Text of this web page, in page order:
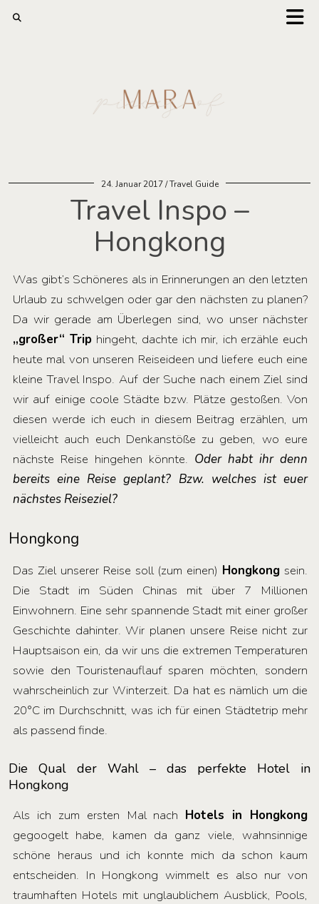
24. Januar 2017 Travel Guide
Travel Inspo –
Hongkong
Was gibt’s Schöneres als in Erinnerungen an den letzten
Urlaub zu schwelgen oder gar den nächsten zu planen?
Da wir gerade am Überlegen sind, wo unser nächster
„großer“ Triphingeht, dachte ich mir, ich erzähle euch
heute mal von unseren Reiseideen und liefere euch eine
kleine Travel Inspo. Auf der Suche nach einem Ziel sind
wir auf einige coole Städte bzw. Plätze gestoßen. Von
diesen werde ich euch in diesem Beitrag erzählen, um
vielleicht auch euch Denkanstöße zu geben, wo eure
nächste Reise hingehen könnte. Oder habt ihr denn
bereits eine Reise geplant? Bzw. welches ist euer
nächstes Reiseziel?
Hongkong
Das Ziel unserer Reise soll (zum einen) Hongkong sein.
Die Stadt im Süden Chinas mit über 7 Millionen
Einwohnern. Eine sehr spannende Stadt mit einer großer
Geschichte dahinter. Wir planen unsere Reise nicht zur
Hauptsaison ein, da wir uns die extremen Temperaturen
sowie den Touristenauflauf sparen möchten, sondern
wahrscheinlich zur Winterzeit. Da hat es nämlich um die
20°C im Durchschnitt, was ich für einen Städtetrip mehr
als passend finde.
Die Qual der Wahl – das perfekte Hotel in
Hongkong
Als ich zum ersten Mal nach Hotels in Hongkong
gegoogelt habe, kamen da ganz viele, wahnsinnige
schöne heraus und ich konnte mich da schon kaum
entscheiden. In Hongkong wimmelt es also nur von
traumhaften Hotels mit unglaublichem Ausblick, Pools,